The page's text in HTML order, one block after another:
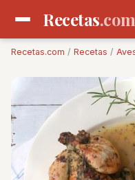
Recetas.com
Recetas.com / Recetas /